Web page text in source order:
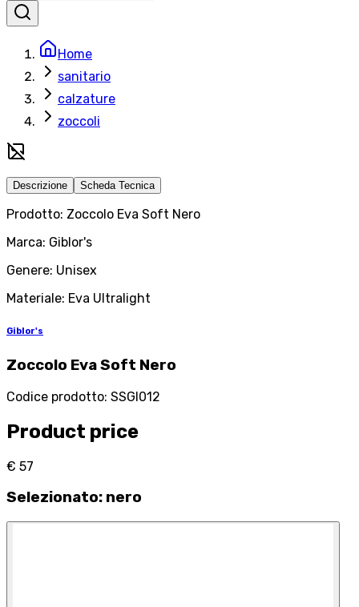
Home
sanitario
calzature
zoccoli
Descrizione Scheda Tecnica
Prodotto: Zoccolo Eva Soft Nero
Marca: Giblor's
Genere: Unisex
Materiale: Eva Ultralight
Giblor's
Zoccolo Eva Soft Nero
Codice prodotto: SSGI012
Product price
€ 57
Selezionato: nero